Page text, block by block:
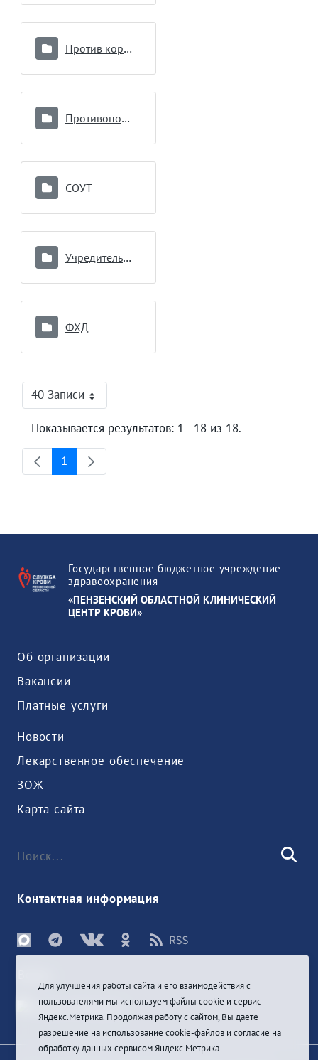
Против коррупции
Противопоказания к донорству
СОУТ
Учредительные документы
ФХД
40 ЗаписиНа страницу
Показывается результатов: 1 - 18 из 18.
Страница
1
Государственное бюджетное учреждение
здравоохранения
«ПЕНЗЕНСКИЙ ОБЛАСТНОЙ КЛИНИЧЕСКИЙ
ЦЕНТР КРОВИ»
Об организации
Вакансии
Платные услуги
Новости
Лекарственное обеспечение
ЗОЖ
Карта сайта
Контактная информация
Для улучшения работы сайта и его взаимодействия с
пользователями мы используем файлы cookie и сервис
Яндекс.Метрика. Продолжая работу с сайтом, Вы даете
разрешение на использование cookie-файлов и согласие на
обработку данных сервисом Яндекс.Метрика.